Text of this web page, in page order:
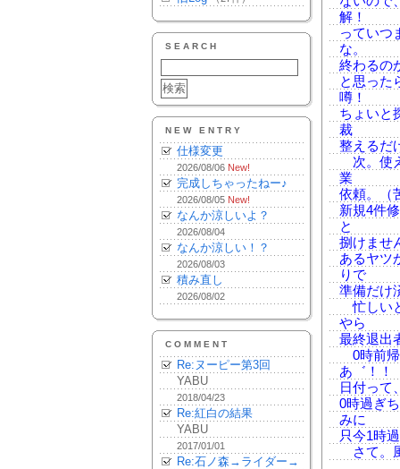
SEARCH
NEW ENTRY
仕様変更
2026/08/06 New!
完成しちゃったねー♪
2026/08/05 New!
なんか涼しいよ？
2026/08/04
なんか涼しい！？
2026/08/03
積み直し
2026/08/02
COMMENT
Re:ヌーピー第3回
YABU
2018/04/23
Re:紅白の結果
YABU
2017/01/01
Re:石ノ森→ライダー→
解！
っていつ
な。
終わるの
と思った
噂！
ちょいと
裁
整えるだ
次。使
業
依頼。（
新規4件
と
捌けませ
あるヤツ
りで
準備だけ
忙しい
やら
最終退出
0時前帰
あ゛！！
日付って
0時過ぎ
みに
只今1時
さて。